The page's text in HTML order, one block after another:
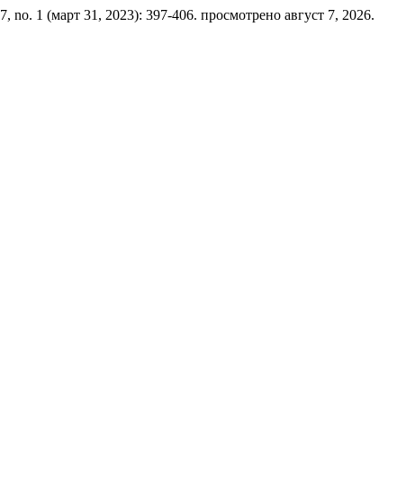
7, no. 1 (март 31, 2023): 397-406. просмотрено август 7, 2026.